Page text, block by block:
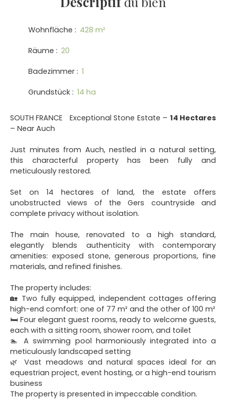
Wohnfläche : 428 m²
Räume : 20
Badezimmer : 1
Grundstück : 14 ha
SOUTH FRANCE Exceptional Stone Estate – 14 Hectares
– Near Auch
Just minutes from Auch, nestled in a natural setting,
this characterful property has been fully and
meticulously restored.
Set on 14 hectares of land, the estate offers
unobstructed views of the Gers countryside and
complete privacy without isolation.
The main house, renovated to a high standard,
elegantly blends authenticity with contemporary
amenities: exposed stone, generous proportions, fine
materials, and refined finishes.
The property includes:
🏡 Two fully equipped, independent cottages offering
high-end comfort: one of 77 m² and the other of 100 m²
🛏 Four elegant guest rooms, ready to welcome guests,
each with a sitting room, shower room, and toilet
🏊 A swimming pool harmoniously integrated into a
meticulously landscaped setting
🌿 Vast meadows and natural spaces ideal for an
equestrian project, event hosting, or a high-end tourism
business
The property is presented in impeccable condition.